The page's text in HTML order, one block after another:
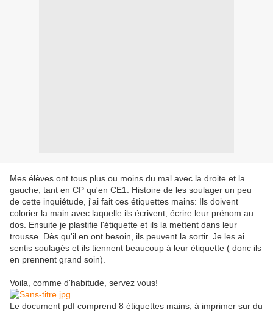
Mes élèves ont tous plus ou moins du mal avec la droite et la
gauche, tant en CP qu'en CE1. Histoire de les soulager un peu
de cette inquiétude, j'ai fait ces étiquettes mains: Ils doivent
colorier la main avec laquelle ils écrivent, écrire leur prénom au
dos. Ensuite je plastifie l'étiquette et ils la mettent dans leur
trousse. Dès qu'il en ont besoin, ils peuvent la sortir. Je les ai
sentis soulagés et ils tiennent beaucoup à leur étiquette ( donc ils
en prennent grand soin).
Voila, comme d'habitude, servez vous!
Le document pdf comprend 8 étiquettes mains, à imprimer sur du